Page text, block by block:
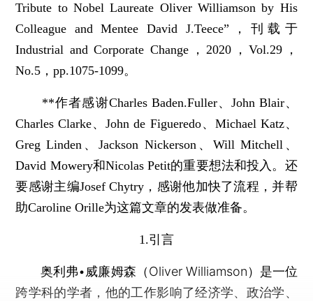
Tribute to Nobel Laureate Oliver Williamson by His
Colleague and Mentee David J.Teece”，刊载于
Industrial and Corporate Change，2020，Vol.29，
No.5，pp.1075-1099。
**作者感谢Charles Baden.Fuller、John Blair、
Charles Clarke、John de Figueredo、Michael Katz、
Greg Linden、Jackson Nickerson、Will Mitchell、
David Mowery和Nicolas Petit的重要想法和投入。还
要感谢主编Josef Chytry，感谢他加快了流程，并帮
助Caroline Orille为这篇文章的发表做准备。
1.引言
奥利弗•威廉姆森（Oliver Williamson）是一位
跨学科的学者，他的工作影响了经济学、政治学、